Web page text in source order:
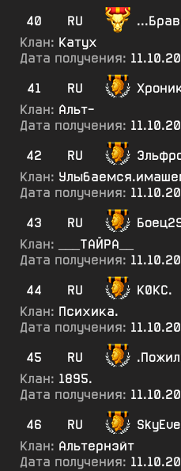
40
RU
Клан: Катух
Дата получения:
41
RU
Клан: Альт-
Дата получения:
42
RU
Клан:
Дата получения:
43
RU
Клан:
___ТАЙРА__
Дата получения:
44
RU
К0КС.
Клан: Психика.
Дата получения:
45
RU
Клан: 1895.
Дата получения:
46
RU
Клан: Альтернэйт
Дата получения: